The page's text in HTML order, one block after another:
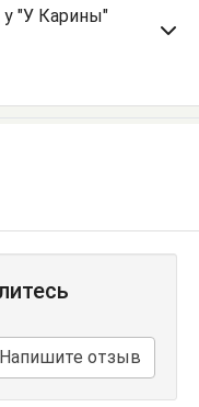
"У Карины"
Напишите отзыв